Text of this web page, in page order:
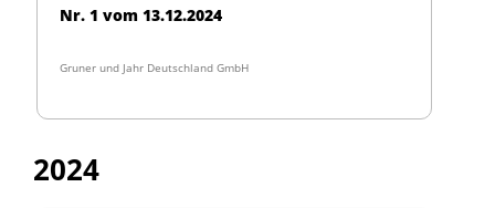
Nr. 1 vom 13.12.2024
Gruner und Jahr Deutschland GmbH
2024